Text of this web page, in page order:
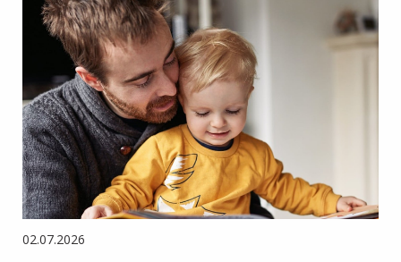
02.07.2026